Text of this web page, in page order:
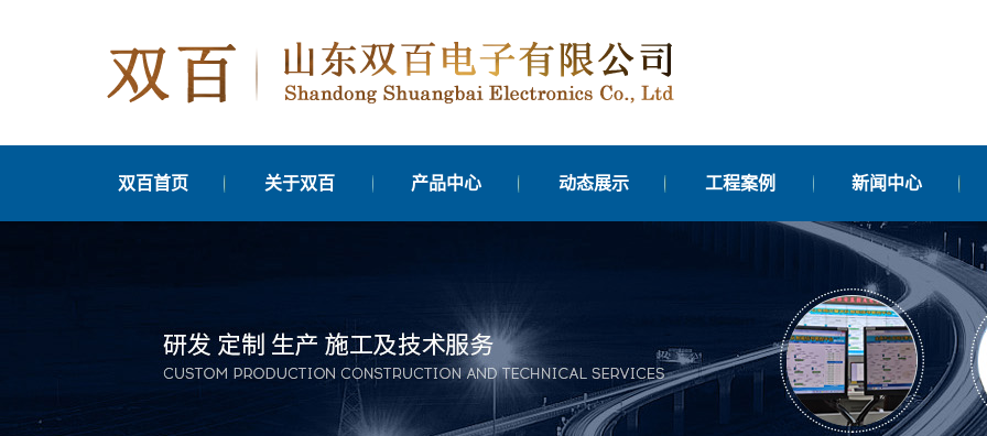
双百首页 关于双百
联系我们
营业执照公示
产品中心
交通信号优化
边缘计算单元
动态展示 工程案例 新闻中心